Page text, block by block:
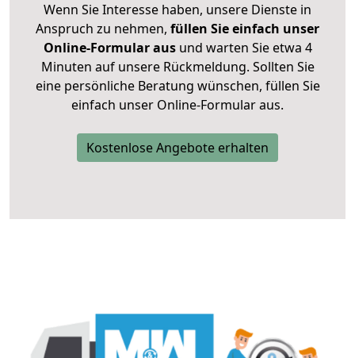
Wenn Sie Interesse haben, unsere Dienste in
Anspruch zu nehmen, füllen Sie einfach unser
Online-Formular ausund warten Sie etwa 4
Minuten auf unsere Rückmeldung. Sollten Sie
eine persönliche Beratung wünschen, füllen Sie
einfach unser Online-Formular aus.
Kostenlose Angebote erhalten